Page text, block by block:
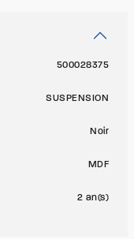
500028375
SUSPENSION
Noir
MDF
2 an(s)